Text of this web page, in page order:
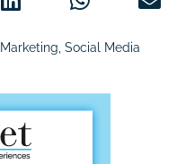
Marketing Social Media